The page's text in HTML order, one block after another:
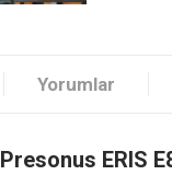
Yorumlar
Presonus ERIS